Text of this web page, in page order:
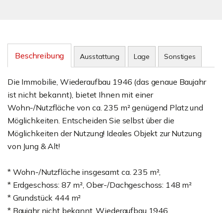
Beschreibung Ausstattung Lage Sonstiges
Die Immobilie, Wiederaufbau 1946 (das genaue Baujahr
ist nicht bekannt), bietet Ihnen mit einer
Wohn-/Nutzfläche von ca. 235 m² genügend Platz und
Möglichkeiten. Entscheiden Sie selbst über die
Möglichkeiten der Nutzung! Ideales Objekt zur Nutzung
von Jung & Alt!
* Wohn-/Nutzfläche insgesamt ca. 235 m²,
* Erdgeschoss: 87 m², Ober-/Dachgeschoss: 148 m²
* Grundstück 444 m²
* Baujahr nicht bekannt. Wiederaufbau 1946